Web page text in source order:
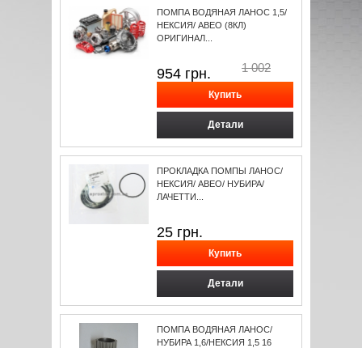
ПОМПА ВОДЯНАЯ ЛАНОС 1,5/
НЕКСИЯ/ АВЕО (8КЛ)
ОРИГИНАЛ...
954 грн. 1 002
Детали
ПРОКЛАДКА ПОМПЫ ЛАНОС/
НЕКСИЯ/ АВЕО/ НУБИРА/
ЛАЧЕТТИ...
25 грн.
Детали
ПОМПА ВОДЯНАЯ ЛАНОС/
НУБИРА 1,6/НЕКСИЯ 1,5 16